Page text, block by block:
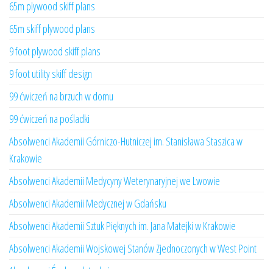
65m plywood skiff plans
65m skiff plywood plans
9 foot plywood skiff plans
9 foot utility skiff design
99 ćwiczeń na brzuch w domu
99 ćwiczeń na pośladki
Absolwenci Akademii Górniczo-Hutniczej im. Stanisława Staszica w
Krakowie
Absolwenci Akademii Medycyny Weterynaryjnej we Lwowie
Absolwenci Akademii Medycznej w Gdańsku
Absolwenci Akademii Sztuk Pięknych im. Jana Matejki w Krakowie
Absolwenci Akademii Wojskowej Stanów Zjednoczonych w West Point